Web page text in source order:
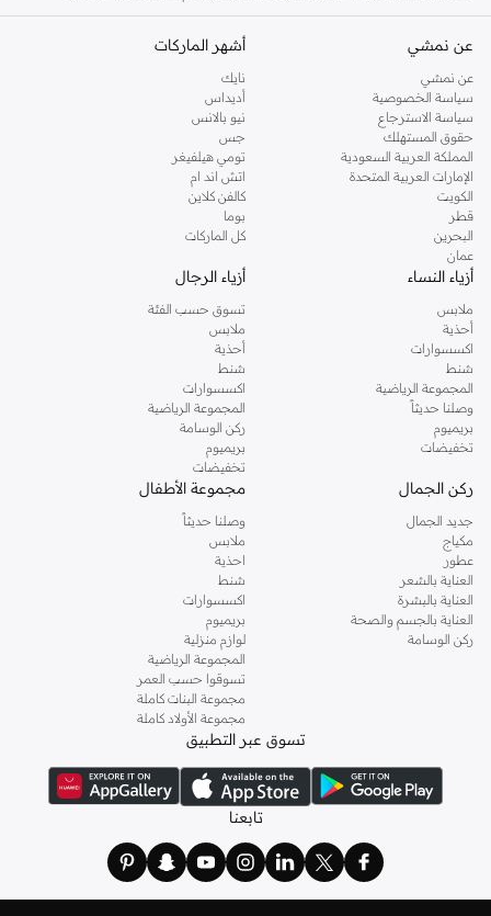
عن نمشي
عن نمشي
سياسة الخصوصية
سياسة الاسترجاع
حقوق المستهلك
المملكة العربية السعودية
الإمارات العربية المتحدة
الكويت
قطر
البحرين
عمان
أشهر الماركات
نايك
أديداس
نيو بالانس
جس
تومي هيلفيغر
اتش اند ام
كالفن كلاين
بوما
كل الماركات
أزياء النساء
ملابس
أحذية
اكسسوارات
شنط
المجموعة الرياضية
وصلنا حديثاً
بريميوم
تخفيضات
أزياء الرجال
تسوق حسب الفئة
ملابس
أحذية
شنط
اكسسوارات
المجموعة الرياضية
ركن الوسامة
بريميوم
تخفيضات
ركن الجمال
جديد الجمال
مكياج
عطور
العناية بالشعر
العناية بالبشرة
العناية بالجسم والصحة
ركن الوسامة
مجموعة الأطفال
وصلنا حديثاً
ملابس
احذية
شنط
اكسسوارات
بريميوم
لوازم منزلية
المجموعة الرياضية
تسوقوا حسب العمر
مجموعة البنات كاملة
مجموعة الأولاد كاملة
تسوق عبر التطبيق
تابعنا